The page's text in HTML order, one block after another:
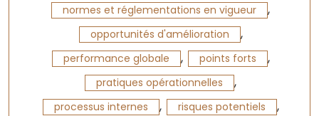
normes et réglementations en vigueur ,
opportunités d'amélioration ,
performance globale , points forts ,
pratiques opérationnelles ,
processus internes , risques potentiels ,